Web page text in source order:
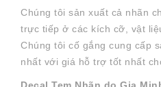
Chúng tôi sản xuất cả nhãn
trực tiếp ở các kích cỡ, vật
Chúng tôi cố gắng cung cấp
nhất với giá hỗ trợ tốt nhất
Decal Tem Nhãn do Gia